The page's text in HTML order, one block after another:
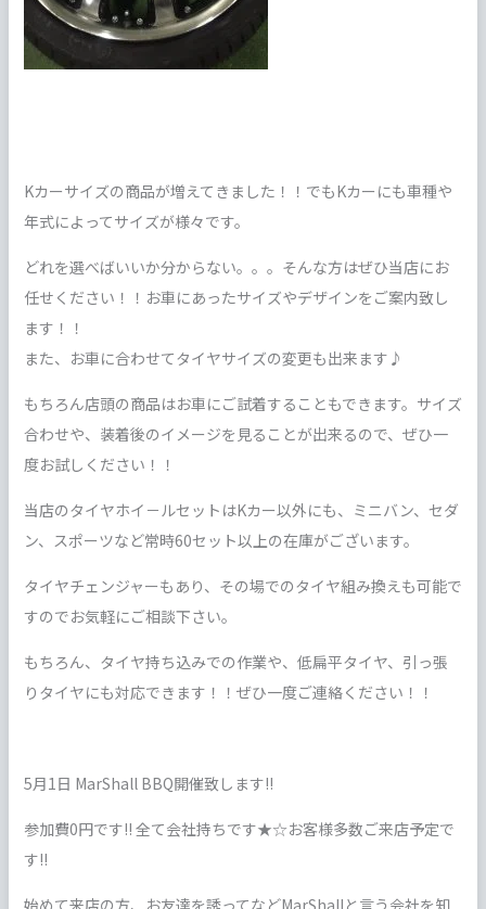
Kカーサイズの商品が増えてきました！！でもKカーにも車種や
年式によってサイズが様々です。
どれを選べばいいか分からない。。。そんな方はぜひ当店にお
任せください！！お車にあったサイズやデザインをご案内致し
ます！！
また、お車に合わせてタイヤサイズの変更も出来ます♪
もちろん店頭の商品はお車にご試着することもできます。サイズ
合わせや、装着後のイメージを見ることが出来るので、ぜひ一
度お試しください！！
当店のタイヤホイ－ルセットはKカー以外にも、ミニバン、セダ
ン、スポーツなど常時60セット以上の在庫がございます。
タイヤチェンジャーもあり、その場でのタイヤ組み換えも可能で
すのでお気軽にご相談下さい。
もちろん、タイヤ持ち込みでの作業や、低扁平タイヤ、引っ張
りタイヤにも対応できます！！ぜひ一度ご連絡ください！！
5月1日 MarShall BBQ開催致します!!
参加費0円です!! 全て会社持ちです★☆お客様多数ご来店予定で
す!!
始めて来店の方、お友達を誘ってなどMarShallと言う会社を知